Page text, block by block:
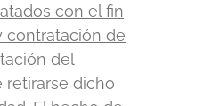
con el fin
contratación de
del
retirarse dicho